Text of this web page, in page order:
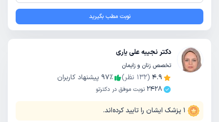
نوبت مطب بگیرید
دکتر نجیبه علی یاری
تخصص زنان و زایمان
4.9
(
132 نظر) 97٪
پیشنهاد کاربران
2428 نوبت موفق در دکترتو
1 پزشک ایشان را تایید کرده‌اند.